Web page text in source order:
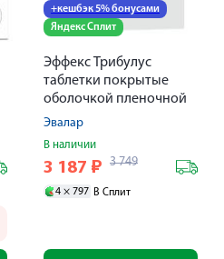
+кешбэк 5% бонусами
Яндекс Сплит
Эффекс Трибулус
таблетки покрытые
оболочкой пленочной
250мг № 60
Эвалар
В наличии
3 187 ₽ 3 749
4 × 797 В Сплит